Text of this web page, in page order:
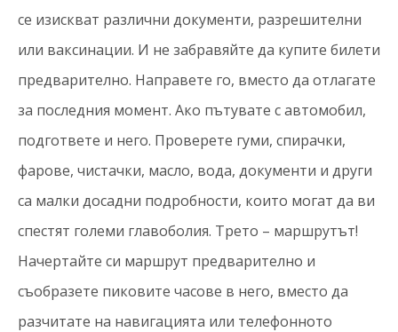
се изискват различни документи, разрешителни
или ваксинации. И не забравяйте да купите билети
предварително. Направете го, вместо да отлагате
за последния момент. Ако пътувате с автомобил,
подгответе и него. Проверете гуми, спирачки,
фарове, чистачки, масло, вода, документи и други
са малки досадни подробности, които могат да ви
спестят големи главоболия. Трето – маршрутът!
Начертайте си маршрут предварително и
съобразете пиковите часове в него, вместо да
разчитате на навигацията или телефонното